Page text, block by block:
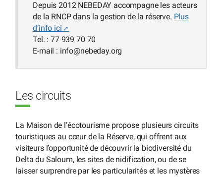
Depuis 2012 NEBEDAY accompagne les acteurs
de la RNCP dans la gestion de la réserve. Plus
d’info ici
Tel. : 77 939 70 70
E-mail : info@nebeday.org
Les circuits
La Maison de l’écotourisme propose plusieurs circuits
touristiques au cœur de la Réserve, qui offrent aux
visiteurs l’opportunité de découvrir la biodiversité du
Delta du Saloum, les sites de nidification, ou de se
laisser surprendre par les particularités et les mystères